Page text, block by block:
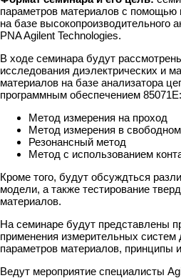
параметров материалов с помощью
на базе высокопроизводительного
PNA Agilent Technologies.
В ходе семинара будут
исследования диэлектрических и
материалов на базе анализатора
программным обеспечением 85071E:
Метод измерения на проход
Метод измерения в
Резонансный метод
Метод с использованием
Кроме того, будут обсуждться
модели, а также тестирование
материалов.
На семинаре будут представлены
применения измерительных систем
параметров материалов, принципы
Ведут мероприятие специалисты